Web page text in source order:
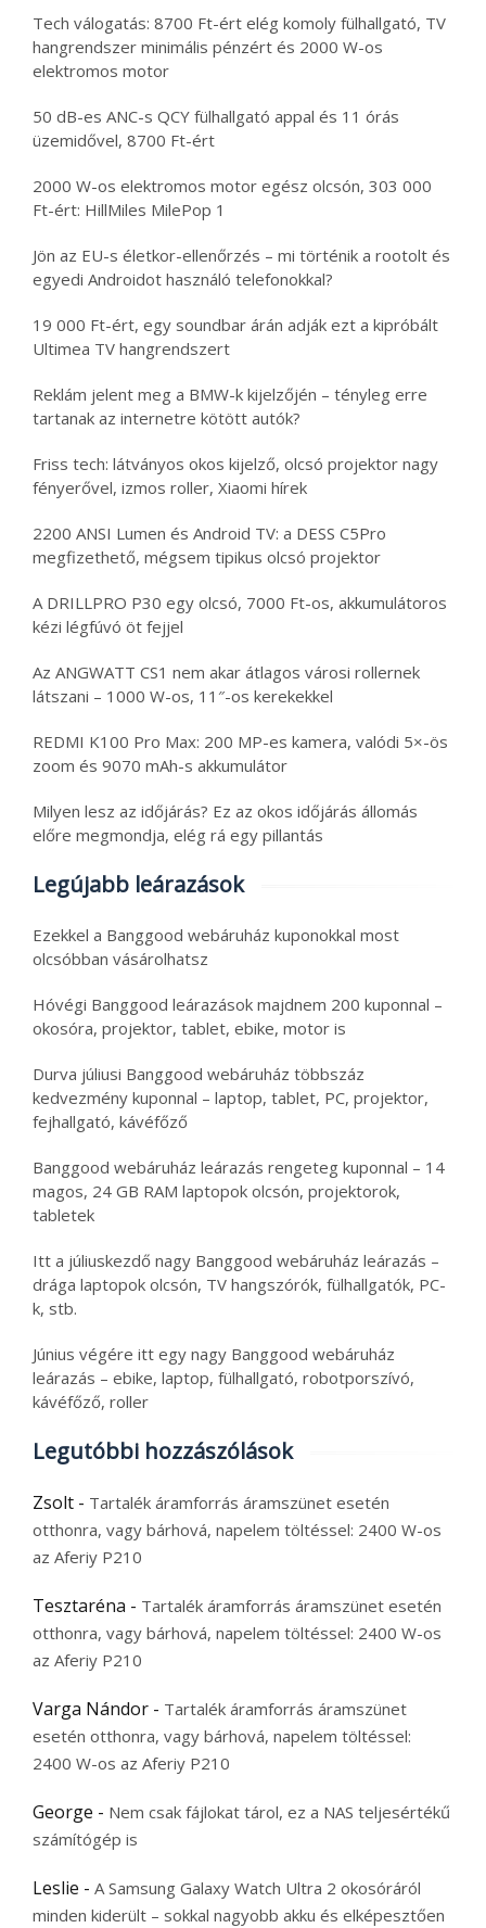
Tech válogatás: 8700 Ft-ért elég komoly fülhallgató, TV
hangrendszer minimális pénzért és 2000 W-os
elektromos motor
50 dB-es ANC-s QCY fülhallgató appal és 11 órás
üzemidővel, 8700 Ft-ért
2000 W-os elektromos motor egész olcsón, 303 000
Ft-ért: HillMiles MilePop 1
Jön az EU-s életkor-ellenőrzés – mi történik a rootolt és
egyedi Androidot használó telefonokkal?
19 000 Ft-ért, egy soundbar árán adják ezt a kipróbált
Ultimea TV hangrendszert
Reklám jelent meg a BMW-k kijelzőjén – tényleg erre
tartanak az internetre kötött autók?
Friss tech: látványos okos kijelző, olcsó projektor nagy
fényerővel, izmos roller, Xiaomi hírek
2200 ANSI Lumen és Android TV: a DESS C5Pro
megfizethető, mégsem tipikus olcsó projektor
A DRILLPRO P30 egy olcsó, 7000 Ft-os, akkumulátoros
kézi légfúvó öt fejjel
Az ANGWATT CS1 nem akar átlagos városi rollernek
látszani – 1000 W-os, 11″-os kerekekkel
REDMI K100 Pro Max: 200 MP-es kamera, valódi 5×-ös
zoom és 9070 mAh-s akkumulátor
Milyen lesz az időjárás? Ez az okos időjárás állomás
előre megmondja, elég rá egy pillantás
Legújabb leárazások
Ezekkel a Banggood webáruház kuponokkal most
olcsóbban vásárolhatsz
Hóvégi Banggood leárazások majdnem 200 kuponnal –
okosóra, projektor, tablet, ebike, motor is
Durva júliusi Banggood webáruház többszáz
kedvezmény kuponnal – laptop, tablet, PC, projektor,
fejhallgató, kávéfőző
Banggood webáruház leárazás rengeteg kuponnal – 14
magos, 24 GB RAM laptopok olcsón, projektorok,
tabletek
Itt a júliuskezdő nagy Banggood webáruház leárazás –
drága laptopok olcsón, TV hangszórók, fülhallgatók, PC-
k, stb.
Június végére itt egy nagy Banggood webáruház
leárazás – ebike, laptop, fülhallgató, robotporszívó,
kávéfőző, roller
Legutóbbi hozzászólások
Zsolt - Tartalék áramforrás áramszünet esetén
otthonra, vagy bárhová, napelem töltéssel: 2400 W-os
az Aferiy P210
Tesztaréna - Tartalék áramforrás áramszünet esetén
otthonra, vagy bárhová, napelem töltéssel: 2400 W-os
az Aferiy P210
Varga Nándor - Tartalék áramforrás áramszünet
esetén otthonra, vagy bárhová, napelem töltéssel:
2400 W-os az Aferiy P210
George - Nem csak fájlokat tárol, ez a NAS teljesértékű
számítógép is
Leslie - A Samsung Galaxy Watch Ultra 2 okosóráról
minden kiderült – sokkal nagyobb akku és elképesztően